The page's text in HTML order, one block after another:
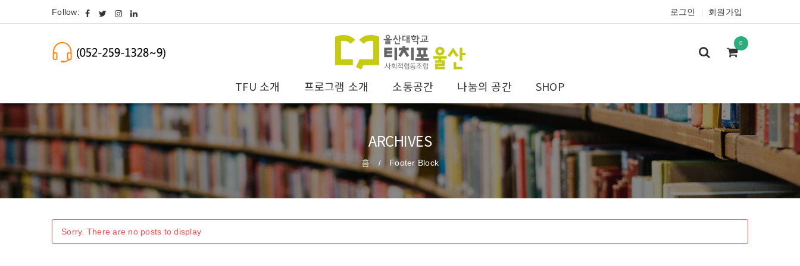
Follow: 로그인 회원가입
0
TFU 소개 프로그램 소개 소통공간 나눔의 공간 SHOP
ARCHIVES
홈 / Footer Block
Sorry. There are no posts to display